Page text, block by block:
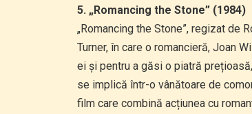
5. „Romancing the Stone” (1984)
„Romancing the Stone”, regizat de
Turner, în care o romancieră, Joan
ei și pentru a găsi o piatră
se implică într-o vânătoare de
film care combină acțiunea cu